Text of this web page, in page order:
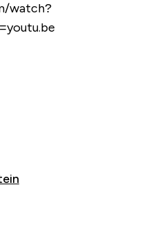
watch?